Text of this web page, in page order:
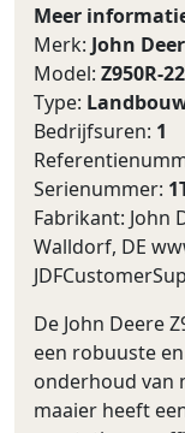
Meer
Merk: John
Model: Z950R-
Type:
Bedrijfsuren: 1
Serienummer:
Fabrikant: John
Walldorf, DE
De John Deere
een robuuste
onderhoud van
maaier heeft